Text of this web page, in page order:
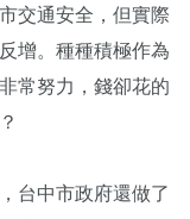
交通安全，但實際
增。種種積極作為
常努力，錢卻花的
台中市政府還做了